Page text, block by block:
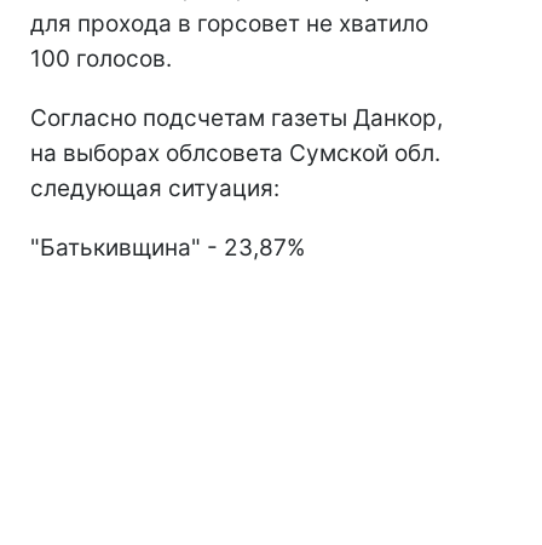
для прохода в горсовет не хватило
100 голосов.
Согласно подсчетам газеты Данкор,
на выборах облсовета Сумской обл.
следующая ситуация:
"Батькивщина" - 23,87%